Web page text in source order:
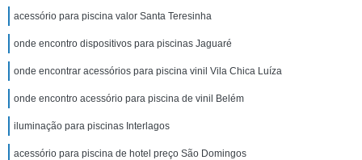
acessório para piscina valor Santa Teresinha
onde encontro dispositivos para piscinas Jaguaré
onde encontrar acessórios para piscina vinil Vila Chica Luíza
onde encontro acessório para piscina de vinil Belém
iluminação para piscinas Interlagos
acessório para piscina de hotel preço São Domingos